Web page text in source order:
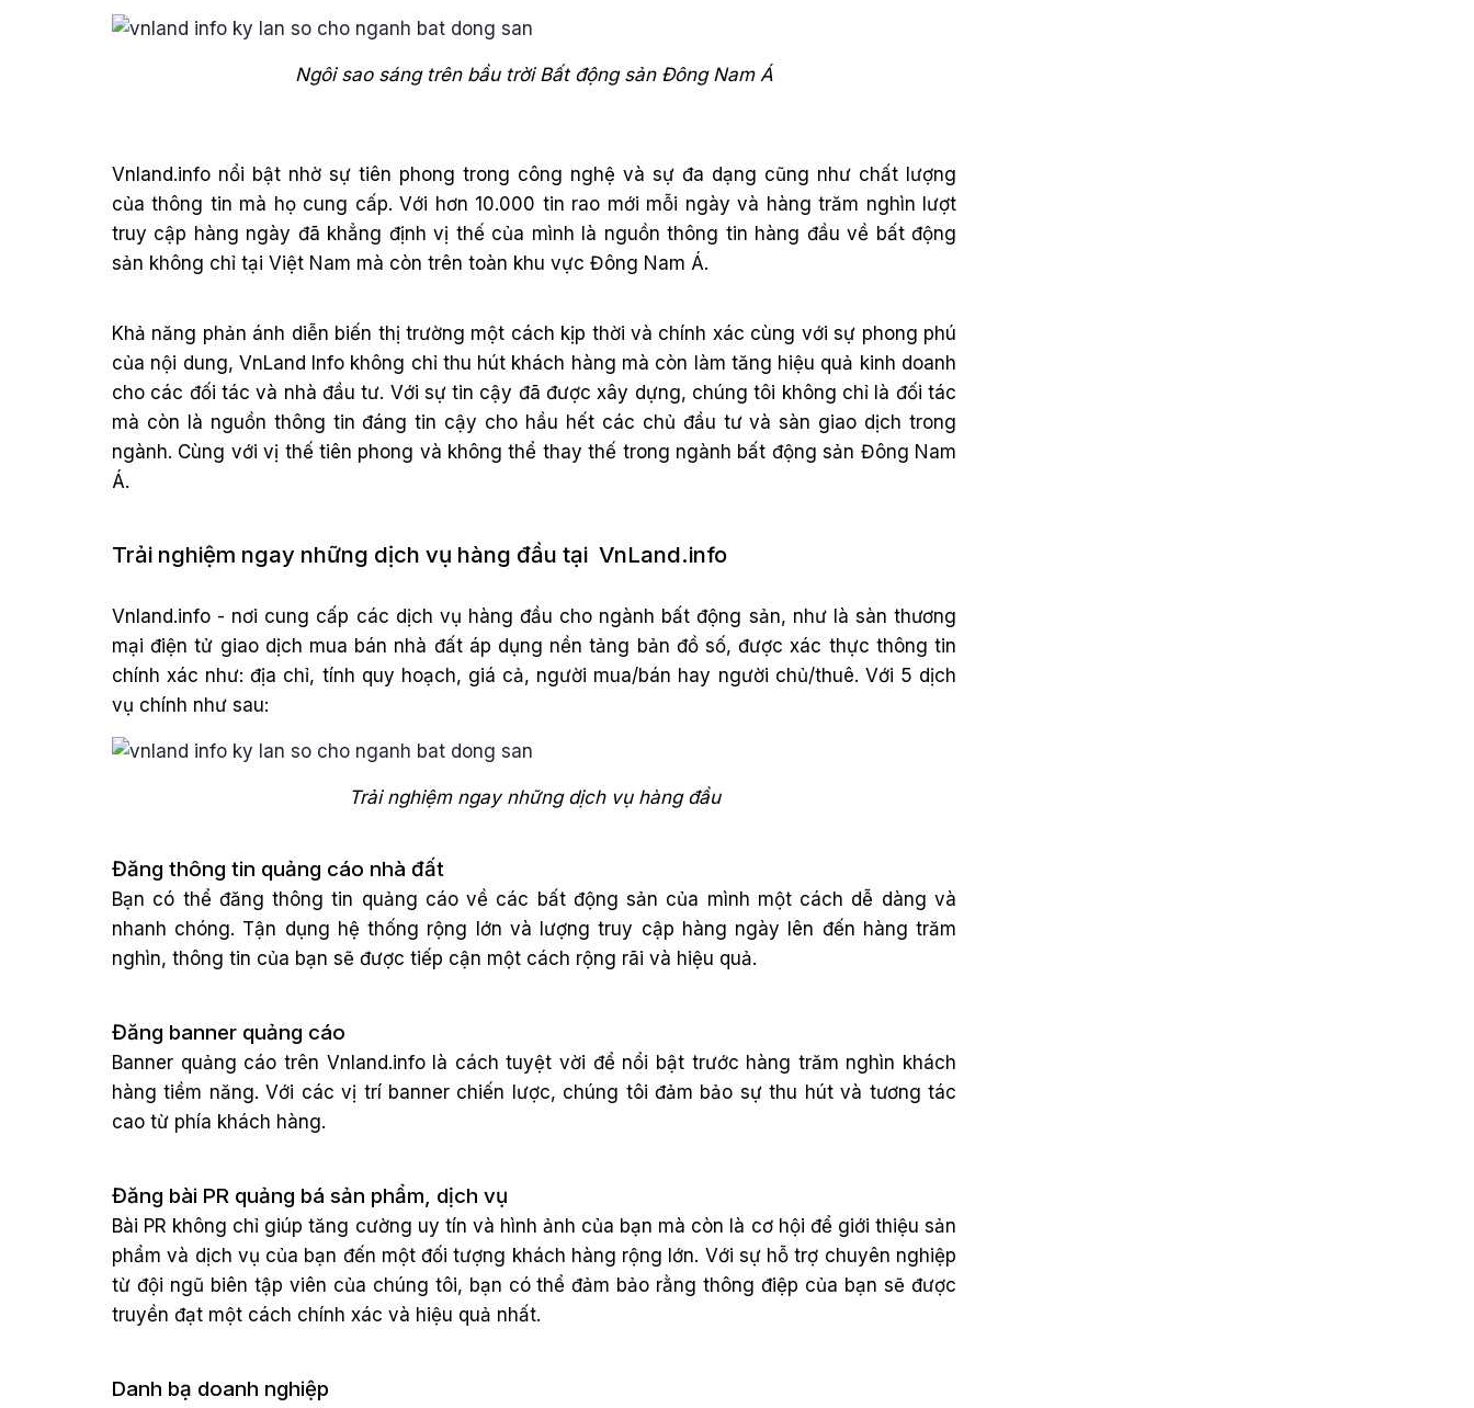
Ngôi sao sáng trên bầu trời Bất động sản Đông Nam Á
Vnland.info nổi bật nhờ sự tiên phong trong công nghệ và sự đa dạng cũng như chất lượng
của thông tin mà họ cung cấp. Với hơn 10.000 tin rao mới mỗi ngày và hàng trăm nghìn lượt
truy cập hàng ngày đã khẳng định vị thế của mình là nguồn thông tin hàng đầu về bất động
sản không chỉ tại Việt Nam mà còn trên toàn khu vực Đông Nam Á.
Khả năng phản ánh diễn biến thị trường một cách kịp thời và chính xác cùng với sự phong phú
của nội dung, VnLand Info không chỉ thu hút khách hàng mà còn làm tăng hiệu quả kinh doanh
cho các đối tác và nhà đầu tư. Với sự tin cậy đã được xây dựng, chúng tôi không chỉ là đối tác
mà còn là nguồn thông tin đáng tin cậy cho hầu hết các chủ đầu tư và sàn giao dịch trong
ngành. Cùng với vị thế tiên phong và không thể thay thế trong ngành bất động sản Đông Nam
Á.
Trải nghiệm ngay những dịch vụ hàng đầu tại VnLand.info
Vnland.info - nơi cung cấp các dịch vụ hàng đầu cho ngành bất động sản, như là sàn thương
mại điện tử giao dịch mua bán nhà đất áp dụng nền tảng bản đồ số, được xác thực thông tin
chính xác như: địa chỉ, tính quy hoạch, giá cả, người mua/bán hay người chủ/thuê. Với 5 dịch
vụ chính như sau:
Trải nghiệm ngay những dịch vụ hàng đầu
Đăng thông tin quảng cáo nhà đất
Bạn có thể đăng thông tin quảng cáo về các bất động sản của mình một cách dễ dàng và
nhanh chóng. Tận dụng hệ thống rộng lớn và lượng truy cập hàng ngày lên đến hàng trăm
nghìn, thông tin của bạn sẽ được tiếp cận một cách rộng rãi và hiệu quả.
Đăng banner quảng cáo
Banner quảng cáo trên Vnland.info là cách tuyệt vời để nổi bật trước hàng trăm nghìn khách
hàng tiềm năng. Với các vị trí banner chiến lược, chúng tôi đảm bảo sự thu hút và tương tác
cao từ phía khách hàng.
Đăng bài PR quảng bá sản phẩm, dịch vụ
Bài PR không chỉ giúp tăng cường uy tín và hình ảnh của bạn mà còn là cơ hội để giới thiệu sản
phẩm và dịch vụ của bạn đến một đối tượng khách hàng rộng lớn. Với sự hỗ trợ chuyên nghiệp
từ đội ngũ biên tập viên của chúng tôi, bạn có thể đảm bảo rằng thông điệp của bạn sẽ được
truyền đạt một cách chính xác và hiệu quả nhất.
Danh bạ doanh nghiệp